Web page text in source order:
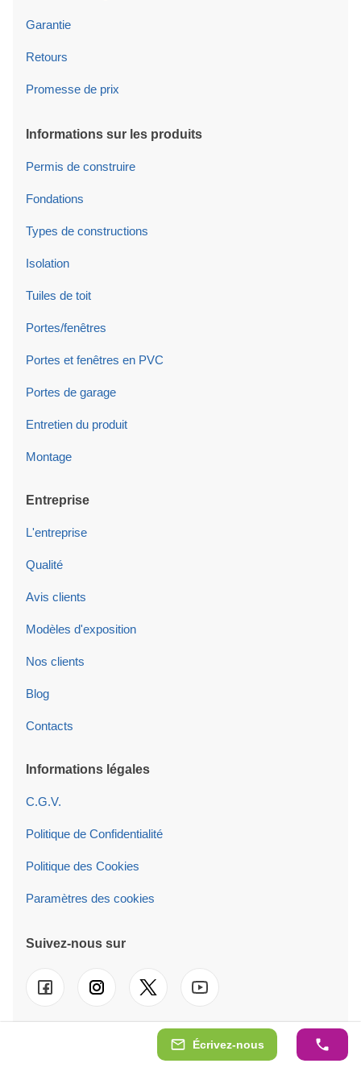
Écrivez-nous
Garantie
Retours
Promesse de prix
Informations sur les produits
Permis de construire
Fondations
Types de constructions
Isolation
Tuiles de toit
Portes/fenêtres
Portes et fenêtres en PVC
Portes de garage
Entretien du produit
Montage
Entreprise
L'entreprise
Qualité
Avis clients
Modèles d'exposition
Nos clients
Blog
Contacts
Informations légales
C.G.V.
Politique de Confidentialité
Politique des Cookies
Paramètres des cookies
Suivez-nous sur
© 2026 AV Projektai UAB. Nos services sont également